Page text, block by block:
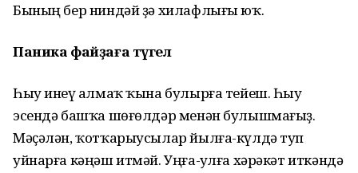
Бының бер ниндәй ҙә хилафлығы юҡ.
Паника файҙаға түгел
Һыу инеү һалмаҡ ҡына булырға тейеш. Һыу
эсендә башҡа шөғөлдәр менән булышмағыҙ.
Мәҫәлән, ҡотҡарыусылар йылға-күлдә туп
уйнарға кәңәш итмәй. Уңға-һулға хәрәкәт иткәндә